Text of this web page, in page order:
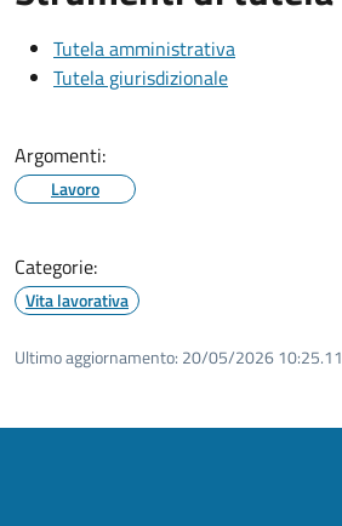
Tutela amministrativa
Tutela giurisdizionale
Argomenti:
Lavoro
Categorie:
Vita lavorativa
Ultimo aggiornamento: 20/05/2026 10:25.11